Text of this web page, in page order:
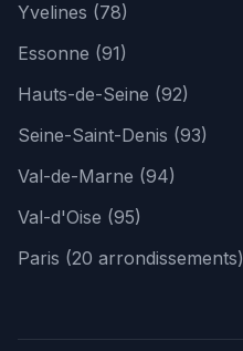
Yvelines (78)
Essonne (91)
Hauts-de-Seine (92)
Seine-Saint-Denis (93)
Val-de-Marne (94)
Val-d'Oise (95)
Paris (20 arrondissements)